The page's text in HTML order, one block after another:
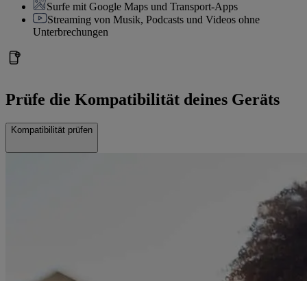
Surfe mit Google Maps und Transport-Apps
Streaming von Musik, Podcasts und Videos ohne
Unterbrechungen
Prüfe die Kompatibilität deines Geräts
Kompatibilität prüfen